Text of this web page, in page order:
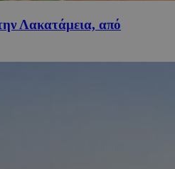
Λακατάμεια, από